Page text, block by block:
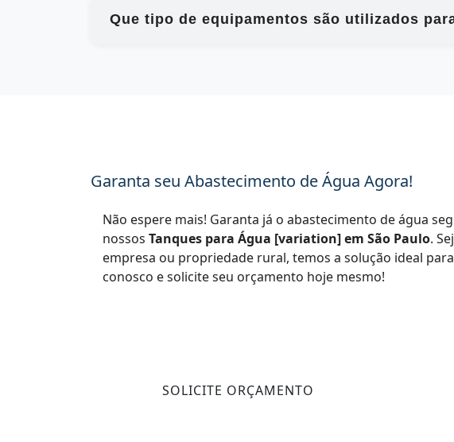
Que tipo de equipamentos são utilizados
Garanta seu Abastecimento de Água Agora!
Não espere mais! Garanta já o abastecimento de água
nossos Tanques para Água [variation] em São Paulo.
empresa ou propriedade rural, temos a solução ideal
conosco e solicite seu orçamento hoje mesmo!
SOLICITE ORÇAMENTO